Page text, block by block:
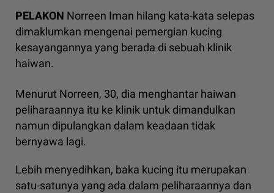
PELAKON Norreen Iman hilang kata-kata selepas
dimaklumkan mengenai pemergian kucing
kesayangannya yang berada di sebuah klinik
haiwan.
Menurut Norreen, 30, dia menghantar haiwan
peliharaannya itu ke klinik untuk dimandulkan
namun dipulangkan dalam keadaan tidak
bernyawa lagi.
Lebih menyedihkan, baka kucing itu merupakan
satu-satunya yang ada dalam peliharaannya dan